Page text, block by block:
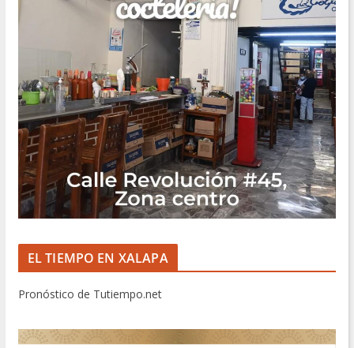
EL TIEMPO EN XALAPA
Pronóstico de Tutiempo.net